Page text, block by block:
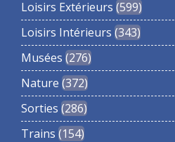
Loisirs Extérieurs 599
Loisirs Intérieurs 343
Musées 276
Nature 372
Sorties 286
Trains 154